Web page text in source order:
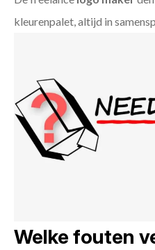
kleurenpalet, altijd in
Welke fouten